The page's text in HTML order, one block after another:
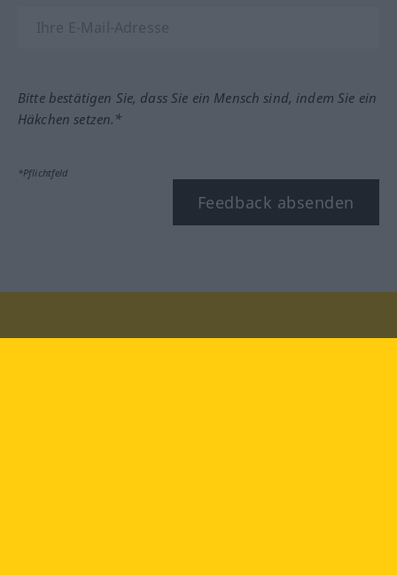
Bitte bestätigen Sie, dass Sie ein Mensch sind, indem Sie ein
Häkchen setzen.*
*Pflichtfeld
Feedback absenden